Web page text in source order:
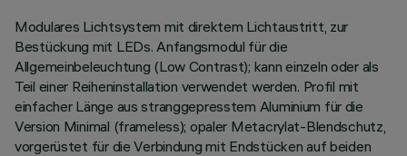
Modulares Lichtsystem mit direktem Lichtaustritt, zur
Bestückung mit LEDs. Anfangsmodul für die
Allgemeinbeleuchtung (Low Contrast); kann einzeln oder als
Teil einer Reiheninstallation verwendet werden. Profil mit
einfacher Länge aus stranggepresstem Aluminium für die
Version Minimal (frameless); opaler Metacrylat-Blendschutz,
vorgerüstet für die Verbindung mit Endstücken auf beiden